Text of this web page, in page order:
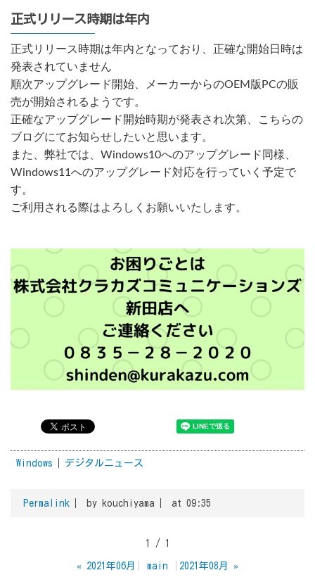
正式リリース時期は年内
正式リリース時期は年内となっており、正確な開始日時は
発表されていません
順次アップグレード開始、メーカーからのOEM版PCの販
売が開始されるようです。
正確なアップグレード開始時期が発表され次第、こちらの
ブログにてお知らせしたいと思います。
また、弊社では、Windows10へのアップグレード同様、
Windows11へのアップグレード対応を行っていく予定で
す。
ご利用される際はよろしくお願いいたします。
Windows デジタルニュース
Permalink by kouchiyama at 09:35
1 / 1
« 2021年06月 main 2021年08月 »